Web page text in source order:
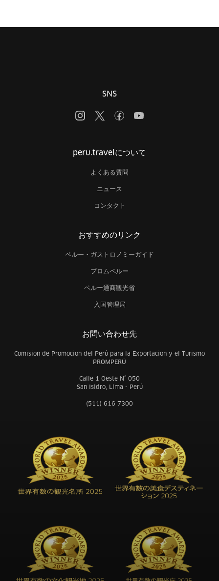
SNS
peru.travelについて
よくある質問
ニュース
コンタクト
おすすめのリンク
ペルー・ガストロノミーガイド
プロムペルー
ペルー通商観光省
入国管理局
お問い合わせ先
Comisión de Promoción del Perú para la Exportación y el Turismo
PROMPERÚ
Calle 1 Oeste N° 050
San Isidro, Lima - Perú
(511) 616 7300